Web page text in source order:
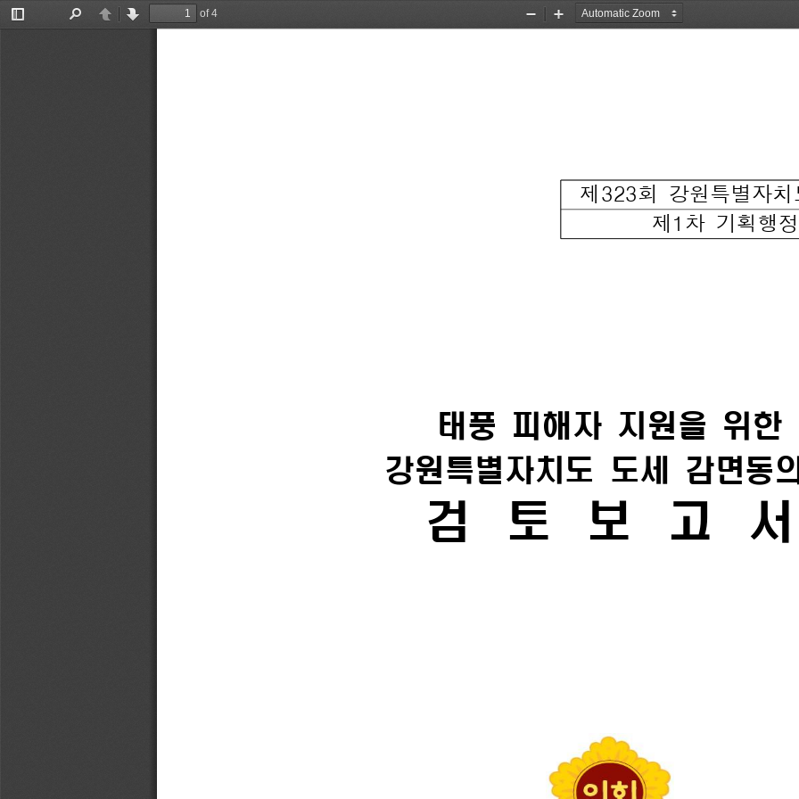
Toggle
PreviousNext
of 4
Zoom
Zoom
제323회 강원특별자
제1차 기획행
태풍 피해자 지원을 위한
강원특별자치도 도세 감면동
검 토 보 고 서